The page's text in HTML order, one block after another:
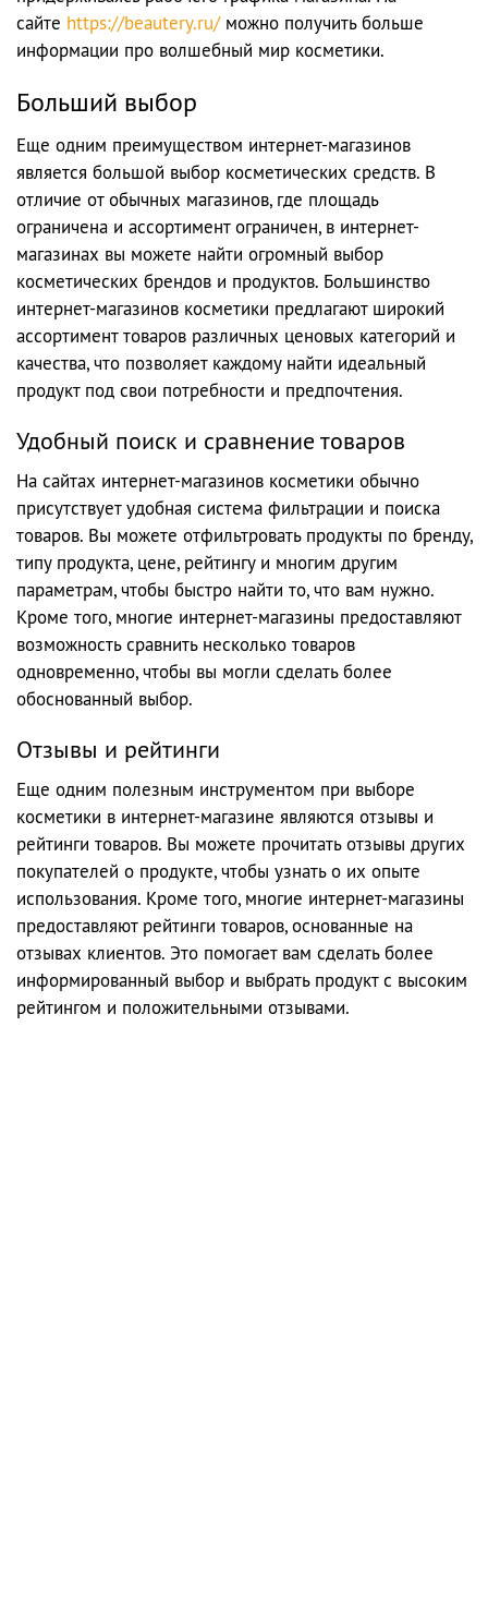
сайте https://beautery.ru/можно получить больше
информации про волшебный мир косметики.
Больший выбор
Еще одним преимуществом интернет-магазинов
является большой выбор косметических средств. В
отличие от обычных магазинов, где площадь
ограничена и ассортимент ограничен, в интернет-
магазинах вы можете найти огромный выбор
косметических брендов и продуктов. Большинство
интернет-магазинов косметики предлагают широкий
ассортимент товаров различных ценовых категорий и
качества, что позволяет каждому найти идеальный
продукт под свои потребности и предпочтения.
Удобный поиск и сравнение товаров
На сайтах интернет-магазинов косметики обычно
присутствует удобная система фильтрации и поиска
товаров. Вы можете отфильтровать продукты по бренду,
типу продукта, цене, рейтингу и многим другим
параметрам, чтобы быстро найти то, что вам нужно.
Кроме того, многие интернет-магазины предоставляют
возможность сравнить несколько товаров
одновременно, чтобы вы могли сделать более
обоснованный выбор.
Отзывы и рейтинги
Еще одним полезным инструментом при выборе
косметики в интернет-магазине являются отзывы и
рейтинги товаров. Вы можете прочитать отзывы других
покупателей о продукте, чтобы узнать о их опыте
использования. Кроме того, многие интернет-магазины
предоставляют рейтинги товаров, основанные на
отзывах клиентов. Это помогает вам сделать более
информированный выбор и выбрать продукт с высоким
рейтингом и положительными отзывами.